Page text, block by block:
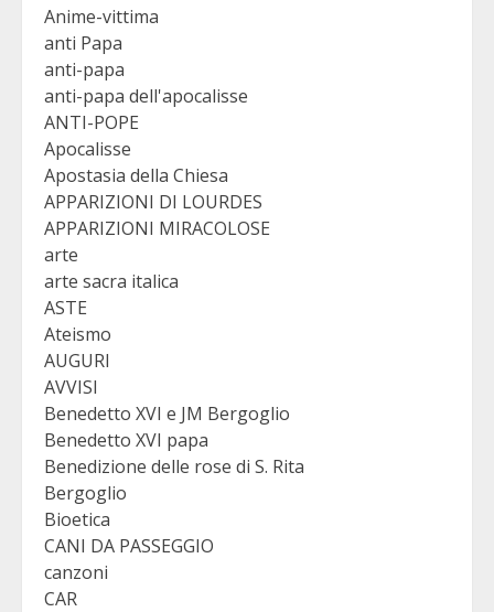
Anime-vittima
anti Papa
anti-papa
anti-papa dell'apocalisse
ANTI-POPE
Apocalisse
Apostasia della Chiesa
APPARIZIONI DI LOURDES
APPARIZIONI MIRACOLOSE
arte
arte sacra italica
ASTE
Ateismo
AUGURI
AVVISI
Benedetto XVI e JM Bergoglio
Benedetto XVI papa
Benedizione delle rose di S. Rita
Bergoglio
Bioetica
CANI DA PASSEGGIO
canzoni
CAR